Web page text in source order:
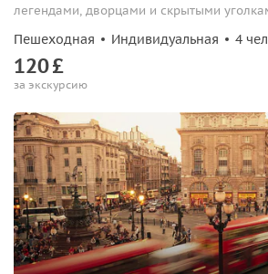
легендами, дворцами и скрытыми
Пешеходная Индивидуальная 4
120£
за экскурсию